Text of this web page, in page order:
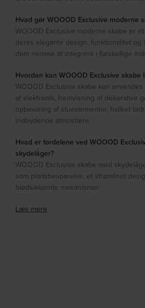
Hvad gør WOOOD Exclusive moderne
WOOOD Exclusive moderne skabe er
deres elegante design, funktionalitet og
dem nemme at integrere i forskellige
Hvordan kan WOOOD Exclusive skabe
WOOOD Exclusive skabe kan
af elektronik, fremvisning af dekorative
opbevaring af stueelementer, hvilket
indbydende atmosfære.
Hvad er fordelene ved WOOOD
skydelåger?
WOOOD Exclusive skabe med
som pladsbesparelse, et strømlinet
blødlukkende mekanismer.
Læs mere